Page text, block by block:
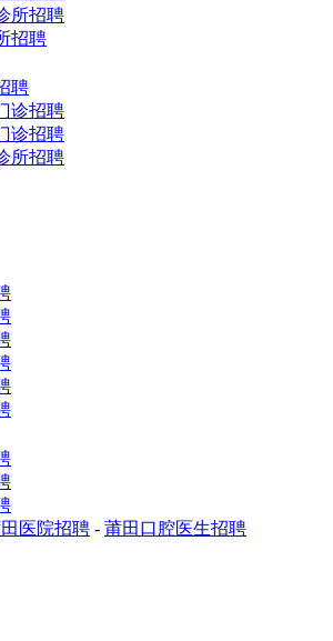
所招聘
招聘
聘
诊招聘
诊招聘
所招聘
医院招聘 - 莆田口腔医生招聘